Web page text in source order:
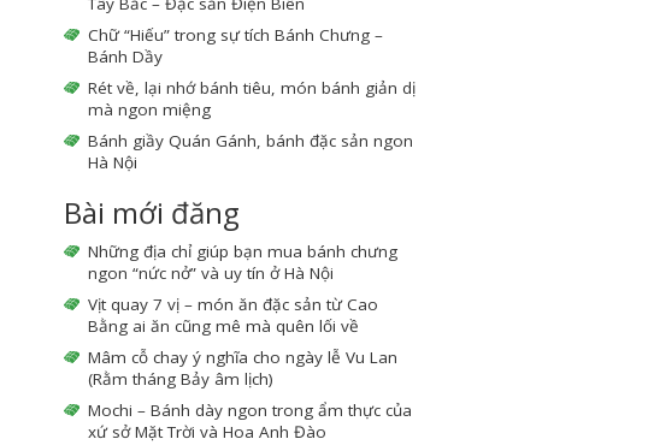
Chữ “Hiếu” trong sự tích Bánh Chưng –
Bánh Dầy
Rét về, lại nhớ bánh tiêu, món bánh giản dị
mà ngon miệng
Bánh giầy Quán Gánh, bánh đặc sản ngon
Hà Nội
Bài mới đăng
Những địa chỉ giúp bạn mua bánh chưng
ngon “nức nở” và uy tín ở Hà Nội
Vịt quay 7 vị – món ăn đặc sản từ Cao
Bằng ai ăn cũng mê mà quên lối về
Mâm cỗ chay ý nghĩa cho ngày lễ Vu Lan
(Rằm tháng Bảy âm lịch)
Mochi – Bánh dày ngon trong ẩm thực của
xứ sở Mặt Trời và Hoa Anh Đào